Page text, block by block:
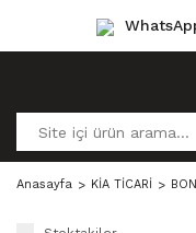
Anasayfa KİA TİCARİ